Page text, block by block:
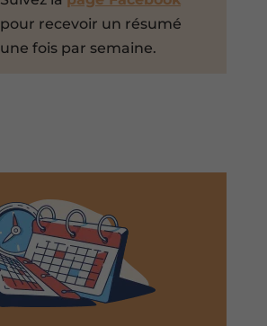
pour recevoir un résumé
une fois par semaine.